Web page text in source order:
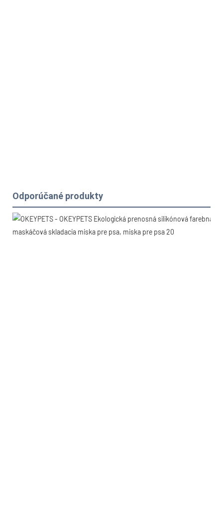
Odporúčané produkty